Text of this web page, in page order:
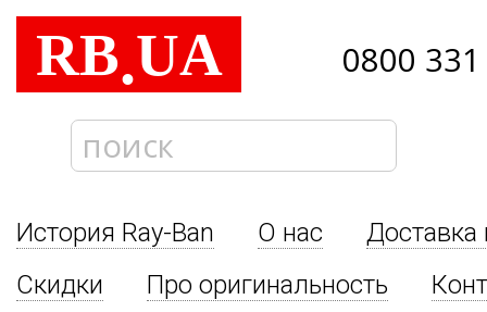
RB.UA 0800
История Ray-Ban О нас
Доставка
Скидки
Про оригинальность